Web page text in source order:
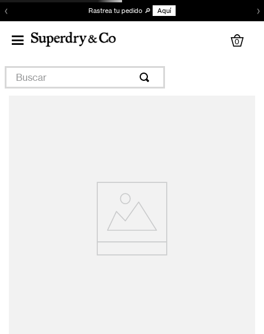
‹ Rastrea tu pedido 🔎 Aquí ›
0
Buscar